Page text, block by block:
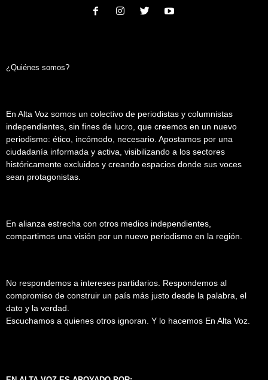
¿Quiénes somos?
En Alta Voz somos un colectivo de periodistas y columnistas
independientes, sin fines de lucro, que creemos en un nuevo
periodismo: ético, incómodo, necesario. Apostamos por una
ciudadanía informada y activa, visibilizando a los sectores
históricamente excluidos y creando espacios donde sus voces
sean protagonistas.
En alianza estrecha con otros medios independientes,
compartimos una visión por un nuevo periodismo en la región.
No respondemos a intereses partidarios. Respondemos al
compromiso de construir un país más justo desde la palabra, el
dato y la verdad.
Escuchamos a quienes otros ignoran. Y lo hacemos En Alta Voz.